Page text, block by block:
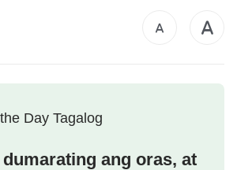
Day Tagalog
ang oras, at